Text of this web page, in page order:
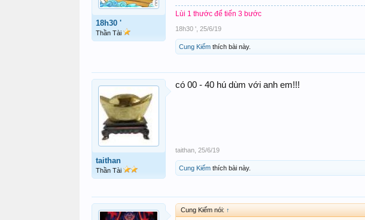
18h30 '
Thần Tài
Lùi 1 thước để tiến 3 bước
18h30 ' 25/6/19
Cung Kiếm thích bài này.
taithan
Thần Tài
có 00 - 40 hú dùm với anh em!!!
taithan 25/6/19
Cung Kiếm thích bài này.
Cung Kiếm nói: ↑